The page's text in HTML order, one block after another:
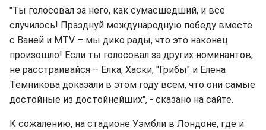
"Ты голосовал за него, как сумасшедший, и все
случилось! Празднуй международную победу вместе
с Ваней и MTV – мы дико рады, что это наконец
произошло! Если ты голосовал за других номинантов,
не расстраивайся – Елка, Хаски, "Грибы" и Елена
Темникова доказали в этом году всем, что они самые
достойные из достойнейших", - сказано на сайте.
К сожалению, на стадионе Уэмбли в Лондоне, где и